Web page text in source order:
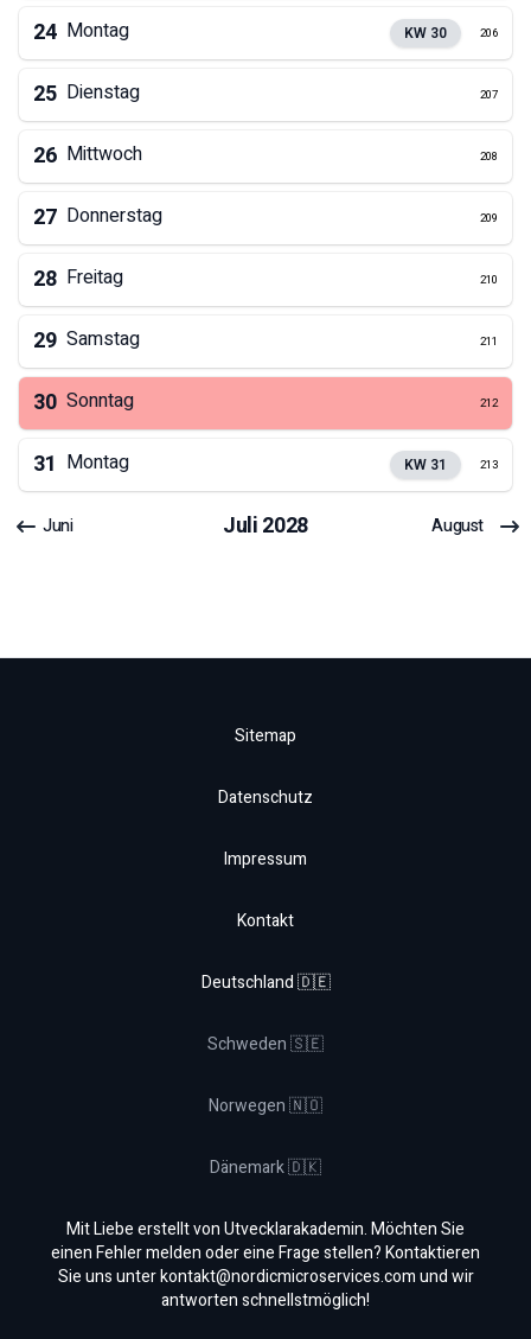
24 Montag KW 30 206
25 Dienstag 207
26 Mittwoch 208
27 Donnerstag 209
28 Freitag 210
29 Samstag 211
30 Sonntag 212
31 Montag KW 31 213
Juni Juli2028 August
Sitemap
Datenschutz
Impressum
Kontakt
Deutschland 🇩🇪
Schweden 🇸🇪
Norwegen 🇳🇴
Dänemark 🇩🇰
Mit Liebe erstellt von Utvecklarakademin. Möchten Sie
einen Fehler melden oder eine Frage stellen? Kontaktieren
Sie uns unterkontakt@nordicmicroservices.comund wir
antworten schnellstmöglich!